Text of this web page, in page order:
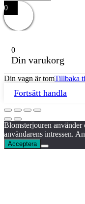
0
0
Din varukorg
Din vagn är tomTillbaka
Fortsätt handla
Blomsterjouren använder
användarens intressen.
Acceptera